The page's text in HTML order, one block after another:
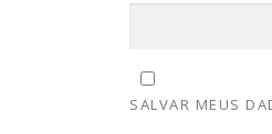
SALVAR MEUS